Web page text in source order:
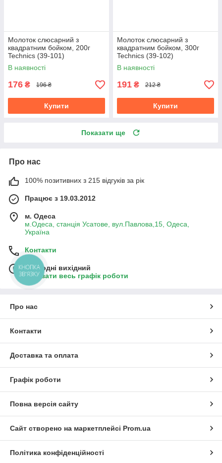
Молоток слюсарний з
квадратним бойком, 200г
Technics (39-101)
В наявності
176 ₴ 196 ₴
Купити
Молоток слюсарний з
квадратним бойком, 300г
Technics (39-102)
В наявності
191 ₴ 212 ₴
Купити
Показати ще
Про нас
100% позитивних з 215 відгуків за рік
Працює з 19.03.2012
м. Одеса
м.Одеса, станція Усатове, вул.Павлова,15, Одеса,
Україна
Контакти
Сьогодні вихідний
Показати весь графік роботи
Про нас
Контакти
Доставка та оплата
Графік роботи
Повна версія сайту
Сайт створено на маркетплейсі Prom.ua
Політика конфіденційності
КНОПКА
ЗВ'ЯЗКУ